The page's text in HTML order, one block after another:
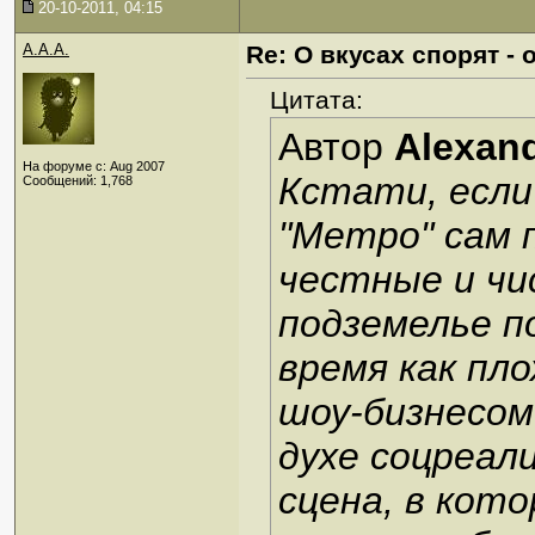
20-10-2011, 04:15
A.A.A.
На форуме с: Aug 2007
Сообщений: 1,768
Re: О вкусах спорят
Цитата:
Автор
Кстати,
"Метро" сам
честные и
подземелье
время как
шоу-
духе
сцена, в